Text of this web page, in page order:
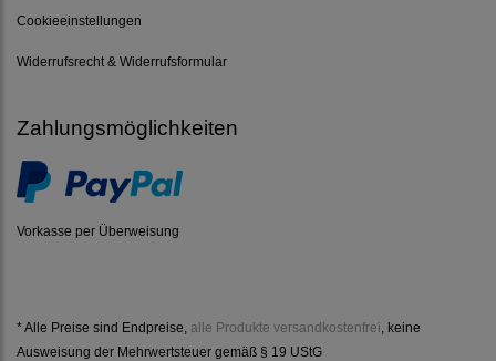
Cookieeinstellungen
Widerrufsrecht & Widerrufsformular
Zahlungsmöglichkeiten
Vorkasse per Überweisung
* Alle Preise sind Endpreise, alle Produkte versandkostenfrei , keine
Ausweisung der Mehrwertsteuer gemäß § 19 UStG